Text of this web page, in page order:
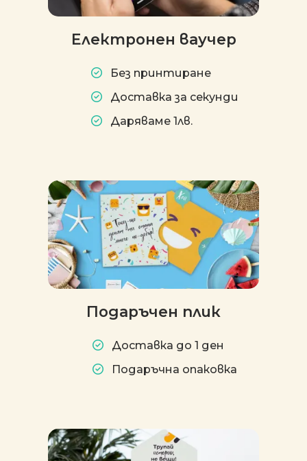
Електронен ваучер
Без принтиране
Доставка за секунди
Даряваме 1лв.
Подаръчен плик
Доставка до 1 ден
Подаръчна опаковка